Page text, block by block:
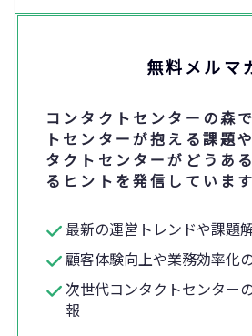
無料メルマ
コンタクトセンターの森
トセンターが抱える課題
タクトセンターがどうあ
るヒントを発信しています
最新の運営トレンドや課題
顧客体験向上や業務効率化
次世代コンタクトセンター
報